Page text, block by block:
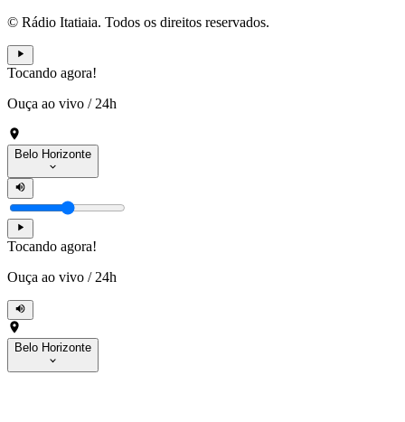
© Rádio Itatiaia. Todos os direitos reservados.
Tocando agora!
Ouça ao vivo / 24h
Belo Horizonte
Tocando agora!
Ouça ao vivo / 24h
Belo Horizonte